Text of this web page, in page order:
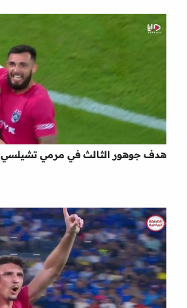
هدف جوهور الثالث في مرمي تشيلسي